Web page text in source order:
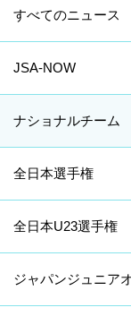
すべてのニュース
JSA-NOW
ナショナルチーム
全日本選手権
全日本U23選手権
ジャパンジュニア